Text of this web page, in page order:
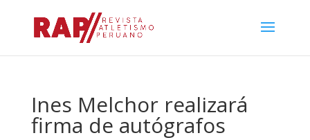
Ines Melchor realizará
firma de autógrafos